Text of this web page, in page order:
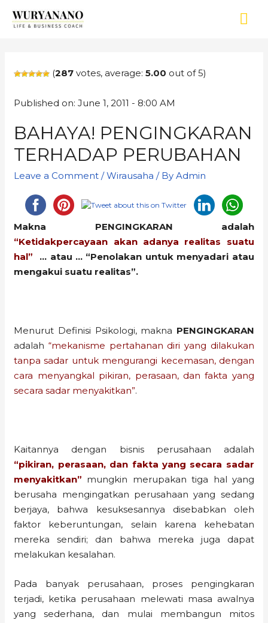
(287 votes, average:5.00 out of 5)
Published on: June 1, 2011 - 8:00 AM
BAHAYA! PENGINGKARAN
TERHADAP PERUBAHAN
Leave a Comment /Wirausaha / ByAdmin
Makna PENGINGKARAN adalah
“Ketidakpercayaan akan adanya realitas suatu
hal” … atau … “Penolakan untuk menyadari atau
mengakui suatu realitas”.
Menurut Definisi Psikologi, makna PENGINGKARAN
adalah “mekanisme pertahanan diri yang dilakukan
tanpa sadar untuk mengurangi kecemasan, dengan
cara menyangkal pikiran, perasaan, dan fakta yang
secara sadar menyakitkan”.
Kaitannya dengan bisnis perusahaan adalah
“pikiran, perasaan, dan fakta yang secara sadar
menyakitkan” mungkin merupakan tiga hal yang
berusaha mengingatkan perusahaan yang sedang
berjaya, bahwa kesuksesannya disebabkan oleh
faktor keberuntungan, selain karena kehebatan
mereka sendiri; dan bahwa mereka juga dapat
melakukan kesalahan.
Pada banyak perusahaan, proses pengingkaran
terjadi, ketika perusahaan melewati masa awalnya
yang sederhana, dan mulai membangun mitos